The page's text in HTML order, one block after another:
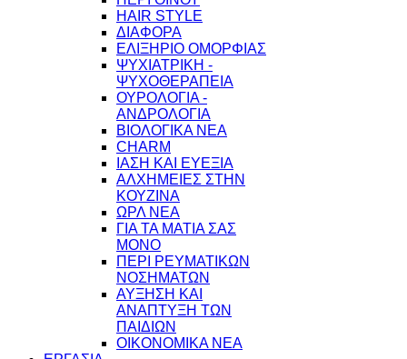
HAIR STYLE
ΔΙΑΦΟΡΑ
ΕΛΙΞΗΡΙΟ ΟΜΟΡΦΙΑΣ
ΨΥΧΙΑΤΡΙΚΗ -
ΨΥΧΟΘΕΡΑΠΕΙΑ
ΟΥΡΟΛΟΓΙΑ -
ΑΝΔΡΟΛΟΓΙΑ
ΒΙΟΛΟΓΙΚΑ ΝΕΑ
CHARM
ΙΑΣΗ ΚΑΙ ΕΥΕΞΙΑ
ΑΛΧΗΜΕΙΕΣ ΣΤΗΝ
ΚΟΥΖΙΝΑ
ΩΡΛ ΝEA
ΓΙΑ ΤΑ ΜΑΤΙΑ ΣΑΣ
ΜΟΝΟ
ΠΕΡΙ ΡΕΥΜΑΤΙΚΩΝ
ΝΟΣΗΜΑΤΩΝ
ΑΥΞΗΣΗ ΚΑΙ
ΑΝΑΠΤΥΞΗ ΤΩΝ
ΠΑΙΔΙΩΝ
ΟΙΚΟΝΟΜΙΚΑ ΝΕΑ